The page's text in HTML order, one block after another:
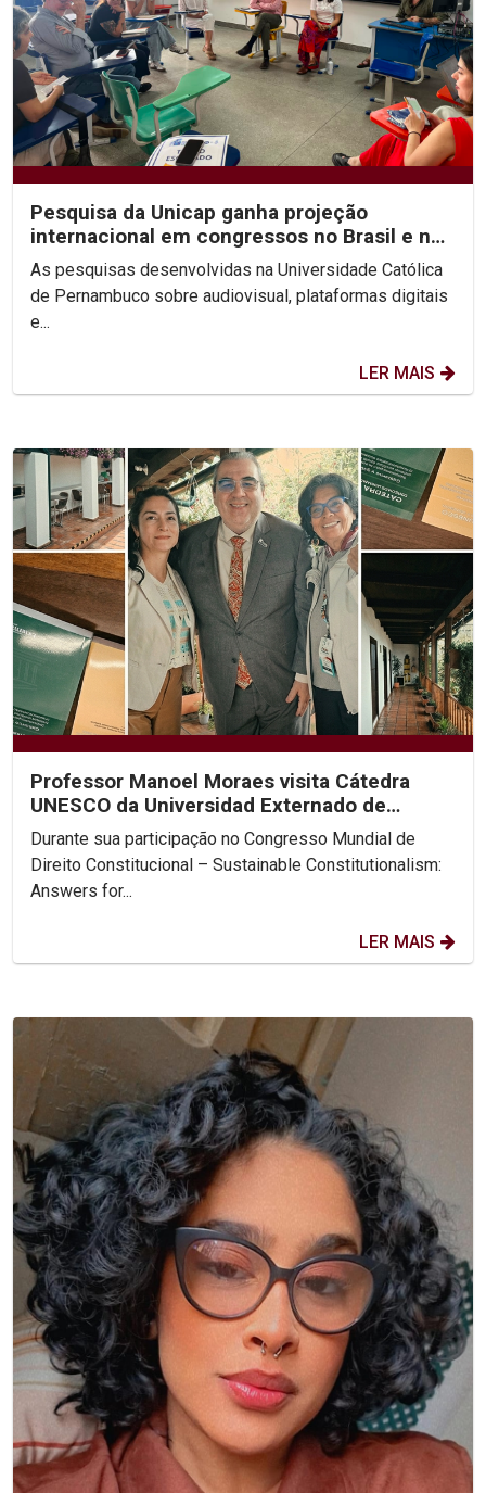
Pesquisa da Unicap ganha projeção
internacional em congressos no Brasil e no
México
As pesquisas desenvolvidas na Universidade Católica
de Pernambuco sobre audiovisual, plataformas digitais
e...
LER MAIS
Professor Manoel Moraes visita Cátedra
UNESCO da Universidad Externado de
Colombia
Durante sua participação no Congresso Mundial de
Direito Constitucional – Sustainable Constitutionalism:
Answers for...
LER MAIS